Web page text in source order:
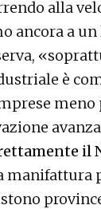
alla
ancora a
è
meno
il
manifattura